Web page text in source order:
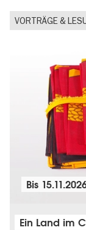
VORTRÄGE &
Bis
Ein Land im